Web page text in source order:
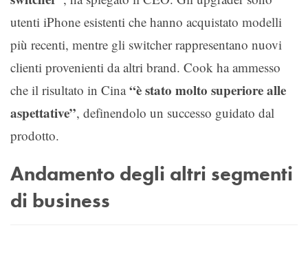
utenti iPhone esistenti che hanno acquistato modelli
più recenti, mentre gli switcher rappresentano nuovi
clienti provenienti da altri brand. Cook ha ammesso
che il risultato in Cina“è stato molto superiore alle
aspettative”, definendolo un successo guidato dal
prodotto.
Andamento degli altri segmenti
di business